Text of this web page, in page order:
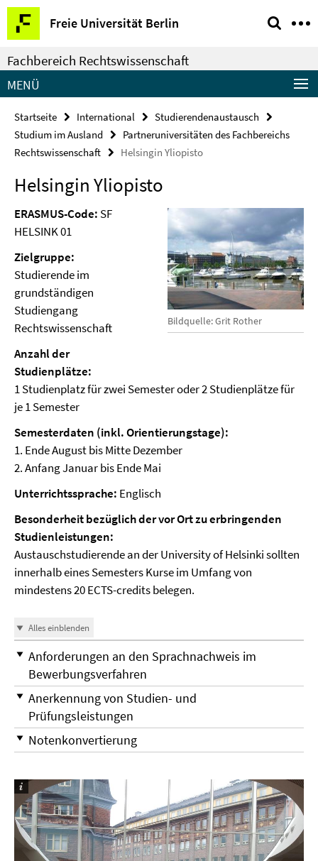
Springe
direkt
zu
Inhalt
Freie Universität Berlin
Service-
Navigation
Fachbereich Rechtswissenschaft
MENÜ
Startseite International
Studierendenaustausch
Studium im Ausland
Partneruniversitäten des Fachbereichs
Rechtswissenschaft
Helsingin Yliopisto
Helsingin Yliopisto
Bildquelle: Grit Rother
ERASMUS-Code: SF
HELSINK 01
Zielgruppe:
Studierende im
grundständigen
Studiengang
Rechtswissenschaft
Anzahl der
Studienplätze:
1 Studienplatz für zwei Semester oder 2 Studienplätze für
je 1 Semester
Semesterdaten (inkl. Orientierungstage):
1. Ende August bis Mitte Dezember
2. Anfang Januar bis Ende Mai
Unterrichtssprache: Englisch
Besonderheit bezüglich der vor Ort zu erbringenden
Studienleistungen:
Austauschstudierende an der University of Helsinki sollten
innerhalb eines Semesters Kurse im Umfang von
mindestens 20 ECTS-credits belegen.
Alles einblenden
Anforderungen an den Sprachnachweis im
Bewerbungsverfahren
Anerkennung von Studien- und
Prüfungsleistungen
Notenkonvertierung